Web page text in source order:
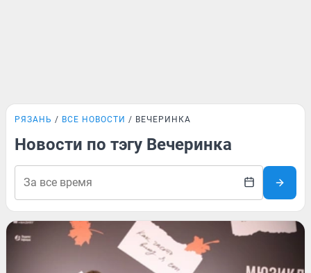
РЯЗАНЬ ВСЕ НОВОСТИ ВЕЧЕРИНКА
Новости по тэгу Вечеринка